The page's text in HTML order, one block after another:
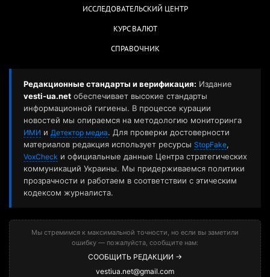
ИССЛЕДОВАТЕЛЬСКИЙ ЦЕНТР
КУРС ВАЛЮТ
СПРАВОЧНИК
Редакционные стандарты и верификация: Издание
vesti-ua.net обеспечивает высокие стандарты
информационной гигиены. В процессе курации
новостей мы опираемся на методологию мониторинга
ИМИ и Детектор медиа. Для проверки достоверности
материалов редакция использует ресурсы StopFake,
VoxCheck и официальные данные Центра стратегических
коммуникаций Украины. Мы придерживаемся политики
прозрачности и работаем в соответствии с этическим
кодексом журналиста.
Мы стремимся к максимальной точности, но если вы заметили
ошибку — пожалуйста, сообщите нам:
СООБЩИТЬ РЕДАКЦИИ →
vestiua.net@gmail.com